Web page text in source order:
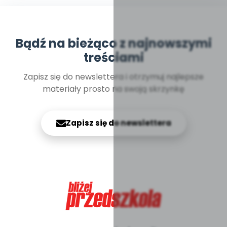
Bądź na bieżąco z najnowszymi
treściami
Zapisz się do newslettera i otrzymuj najlepsze
materiały prosto na swoją skrzynkę
Zapisz się do newslettera